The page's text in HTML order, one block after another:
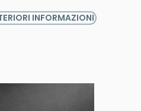
INFORMAZIONI